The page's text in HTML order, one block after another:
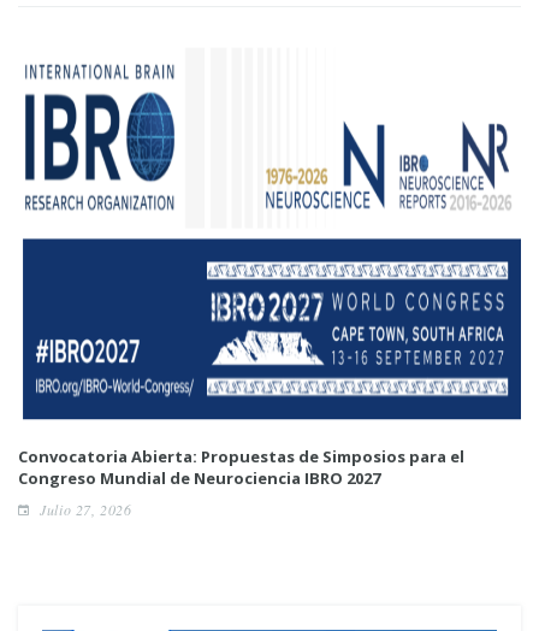
Convocatoria Abierta: Propuestas de Simposios para el
Congreso Mundial de Neurociencia IBRO 2027
Julio 27, 2026